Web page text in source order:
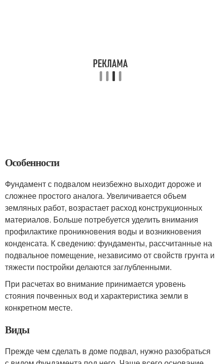
Особенности
Фундамент с подвалом неизбежно выходит дороже и
сложнее простого аналога. Увеличивается объем
земляных работ, возрастает расход конструкционных
материалов. Больше потребуется уделить внимания
профилактике проникновения воды и возникновения
конденсата. К сведению: фундаменты, рассчитанные на
подвальное помещение, независимо от свойств грунта и
тяжести постройки делаются заглубленными.
При расчетах во внимание принимается уровень
стояния почвенных вод и характеристика земли в
конкретном месте.
Виды
Прежде чем сделать в доме подвал, нужно разобраться